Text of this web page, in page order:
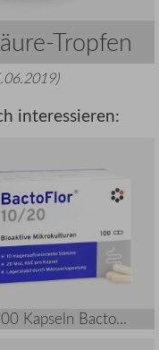
Tropfen
)
interessieren:
Kapseln Bacto...